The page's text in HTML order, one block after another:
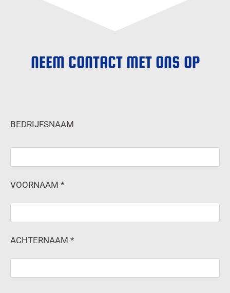
NEEM CONTACT MET ONS OP
BEDRIJFSNAAM
VOORNAAM *
ACHTERNAAM *